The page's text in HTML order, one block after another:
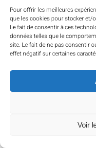
Pour offrir les meilleures
que les cookies pour stocker et/
Le fait de consentir à ces
données telles que le
site. Le fait de ne pas consentir
effet négatif sur certaines
Voir
pourquoi et
ANTHEA
accompagner la
reprise d’activité,
auditer le plan et la